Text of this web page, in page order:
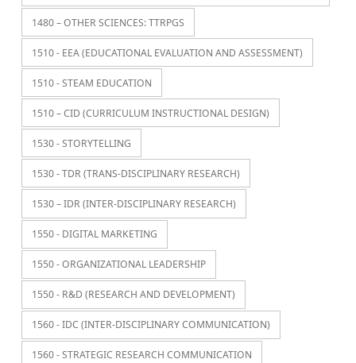
1480 – OTHER SCIENCES: TTRPGS
1510 - EEA (EDUCATIONAL EVALUATION AND ASSESSMENT)
1510 - STEAM EDUCATION
1510 – CID (CURRICULUM INSTRUCTIONAL DESIGN)
1530 - STORYTELLING
1530 - TDR (TRANS-DISCIPLINARY RESEARCH)
1530 – IDR (INTER-DISCIPLINARY RESEARCH)
1550 - DIGITAL MARKETING
1550 - ORGANIZATIONAL LEADERSHIP
1550 - R&D (RESEARCH AND DEVELOPMENT)
1560 - IDC (INTER-DISCIPLINARY COMMUNICATION)
1560 - STRATEGIC RESEARCH COMMUNICATION